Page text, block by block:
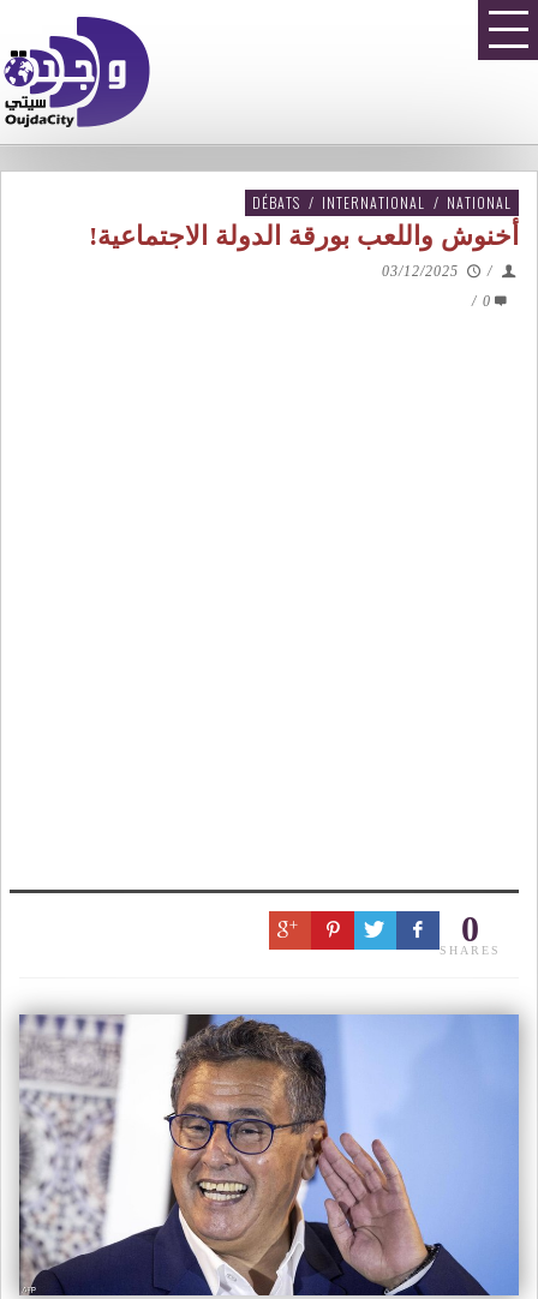
DÉBATS / INTERNATIONAL / NATIONAL
أخنوش واللعب بورقة الدولة الاجتماعية!
/
03/12/2025
0
/
0
SHARES